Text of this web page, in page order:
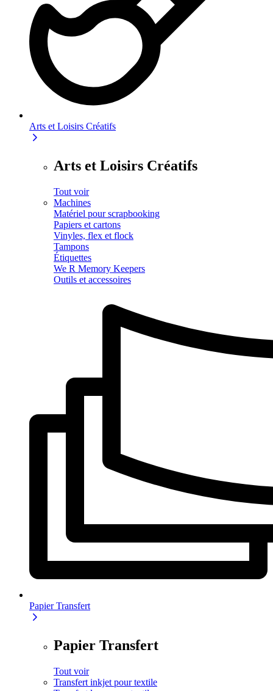
Arts et Loisirs Créatifs
Arts et Loisirs Créatifs
Tout voir
Machines
Matériel pour scrapbooking
Papiers et cartons
Vinyles, flex et flock
Tampons
Étiquettes
We R Memory Keepers
Outils et accessoires
Papier Transfert
Papier Transfert
Tout voir
Transfert inkjet pour textile